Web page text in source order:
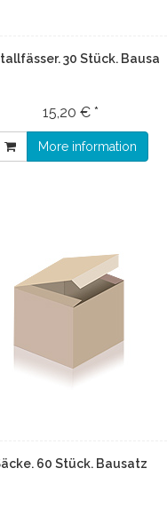
30 Stück. Bausa
15,20 € *
More information
60 Stück. Bausatz